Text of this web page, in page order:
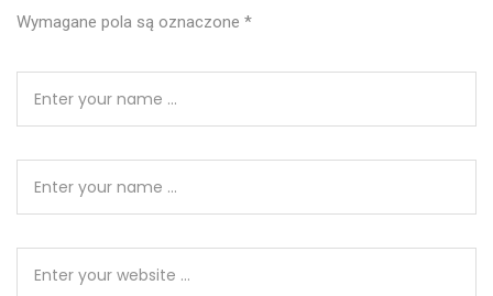
Wymagane pola są oznaczone *